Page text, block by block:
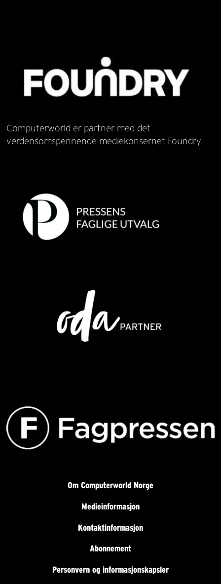
Computerworld er partner med det
verdensomspennende mediekonsernet Foundry.
Om Computerworld Norge
Medieinformasjon
Kontaktinformasjon
Abonnement
Personvern og informasjonskapsler